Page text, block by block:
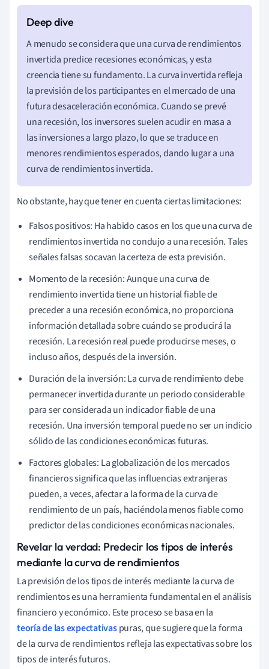
A menudo se considera que una curva de rendimientos
invertida predice recesiones económicas, y esta
creencia tiene su fundamento. La curva invertida refleja
la previsión de los participantes en el mercado de una
futura desaceleración económica. Cuando se prevé
una recesión, los inversores suelen acudir en masa a
las inversiones a largo plazo, lo que se traduce en
menores rendimientos esperados, dando lugar a una
curva de rendimientos invertida.
No obstante, hay que tener en cuenta ciertas limitaciones:
Falsos positivos: Ha habido casos en los que una curva de
rendimientos invertida no condujo a una recesión. Tales
señales falsas socavan la certeza de esta previsión.
Momento de la recesión: Aunque una curva de
rendimiento invertida tiene un historial fiable de
preceder a una recesión económica, no proporciona
información detallada sobre cuándo se producirá la
recesión. La recesión real puede producirse meses, o
incluso años, después de la inversión.
Duración de la inversión: La curva de rendimiento debe
permanecer invertida durante un periodo considerable
para ser considerada un indicador fiable de una
recesión. Una inversión temporal puede no ser un indicio
sólido de las condiciones económicas futuras.
Factores globales: La globalización de los mercados
financieros significa que las influencias extranjeras
pueden, a veces, afectar a la forma de la curva de
rendimiento de un país, haciéndola menos fiable como
predictor de las condiciones económicas nacionales.
Revelar la verdad: Predecir los tipos de interés
mediante la curva de rendimientos
La previsión de los tipos de interés mediante la curva de
rendimientos es una herramienta fundamental en el análisis
financiero y económico. Este proceso se basa en la
teoría de las expectativaspuras, que sugiere que la forma
de la curva de rendimientos refleja las expectativas sobre los
tipos de interés futuros.